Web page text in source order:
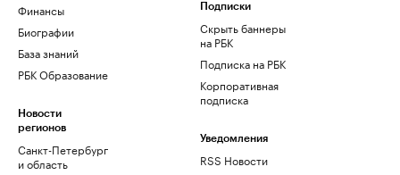
Финансы
Биографии
База знаний
РБК Образование
Новости
регионов
Санкт-Петербург
и область
Подписки
Скрыть баннеры
на РБК
Подписка на РБК
Корпоративная
подписка
Уведомления
RSS Новости